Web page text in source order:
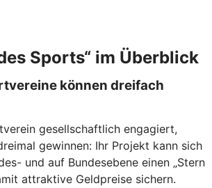
Sports“ im Überblick
können dreifach
gesellschaftlich engagiert,
gewinnen: Ihr Projekt kann sich
und auf Bundesebene einen „Stern
attraktive Geldpreise sichern.